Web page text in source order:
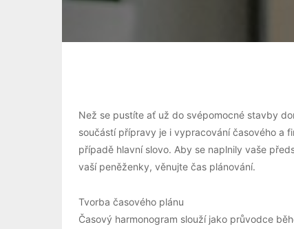
Než se pustíte ať už do svépomocné stavby
součástí přípravy je i vypracování časového a
případě hlavní slovo. Aby se naplnily vaše
vaší peněženky, věnujte čas plánování.
Tvorba časového plánu
Časový harmonogram slouží jako průvodce